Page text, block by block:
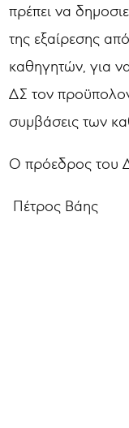
πρέπει να
της εξαίρεσης
καθηγητών, για
ΔΣ τον
συμβάσεις των
Ο πρόεδρος του
Πέτρος Βάης